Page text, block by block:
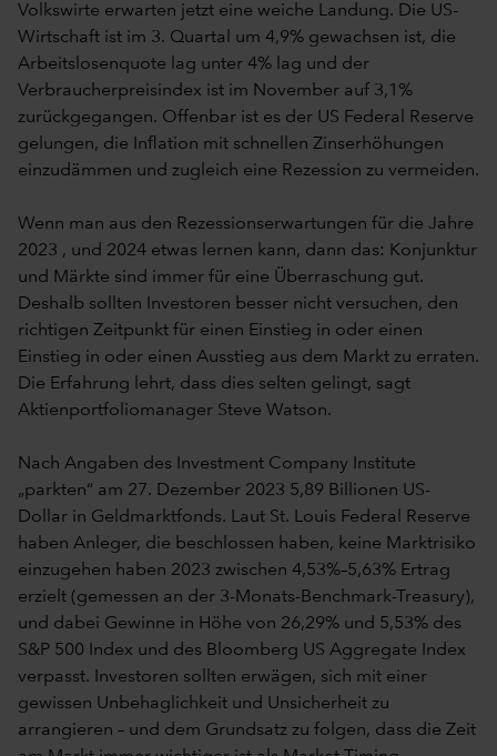
Volkswirte erwarten jetzt eine weiche Landung. Die US-
Wirtschaft ist im 3. Quartal um 4,9% gewachsen ist, die
Arbeitslosenquote lag unter 4% lag und der
Verbraucherpreisindex ist im November auf 3,1%
zurückgegangen. Offenbar ist es der US Federal Reserve
gelungen, die Inflation mit schnellen Zinserhöhungen
einzudämmen und zugleich eine Rezession zu vermeiden.
Wenn man aus den Rezessionserwartungen für die Jahre
2023 , und 2024 etwas lernen kann, dann das: Konjunktur
und Märkte sind immer für eine Überraschung gut.
Deshalb sollten Investoren besser nicht versuchen, den
richtigen Zeitpunkt für einen Einstieg in oder einen
Einstieg in oder einen Ausstieg aus dem Markt zu erraten.
Die Erfahrung lehrt, dass dies selten gelingt, sagt
Aktienportfoliomanager Steve Watson.
Nach Angaben des Investment Company Institute
„parkten“ am 27. Dezember 2023 5,89 Billionen US-
Dollar in Geldmarktfonds. Laut St. Louis Federal Reserve
haben Anleger, die beschlossen haben, keine Marktrisiko
einzugehen haben 2023 zwischen 4,53%–5,63% Ertrag
erzielt (gemessen an der 3-Monats-Benchmark-Treasury),
und dabei Gewinne in Höhe von 26,29% und 5,53% des
S&P 500 Index und des Bloomberg US Aggregate Index
verpasst. Investoren sollten erwägen, sich mit einer
gewissen Unbehaglichkeit und Unsicherheit zu
arrangieren – und dem Grundsatz zu folgen, dass die Zeit